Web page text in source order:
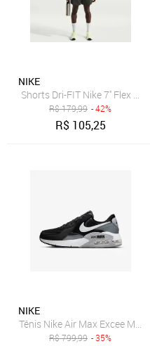
NIKE
Shorts Dri-FIT Nike 7'' Flex
R$179,99 - 42%
R$ 105,25
NIKE
Tênis Nike Air Max Excee
R$799,99 - 35%